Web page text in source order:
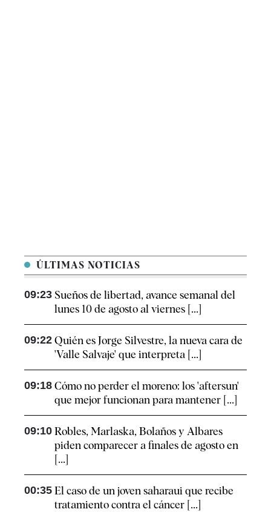
ÚLTIMAS NOTICIAS
09:23 Sueños de libertad, avance semanal del
lunes 10 de agosto al viernes [...]
09:22 Quién es Jorge Silvestre, la nueva cara de
'Valle Salvaje' que interpreta [...]
09:18 Cómo no perder el moreno: los 'aftersun'
que mejor funcionan para mantener [...]
09:10 Robles, Marlaska, Bolaños y Albares
piden comparecer a finales de agosto en
[...]
00:35 El caso de un joven saharaui que recibe
tratamiento contra el cáncer [...]